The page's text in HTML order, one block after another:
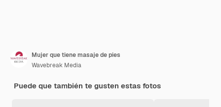
Mujer que tiene masaje de pies
Wavebreak Media
Puede que también te gusten estas fotos